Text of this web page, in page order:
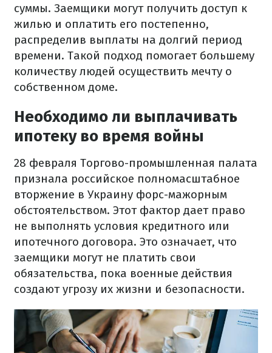
суммы. Заемщики могут получить доступ к
жилью и оплатить его постепенно,
распределив выплаты на долгий период
времени. Такой подход помогает большему
количеству людей осуществить мечту о
собственном доме.
Необходимо ли выплачивать
ипотеку во время войны
28 февраля Торгово-промышленная палата
признала российское полномасштабное
вторжение в Украину форс-мажорным
обстоятельством. Этот фактор дает право
не выполнять условия кредитного или
ипотечного договора. Это означает, что
заемщики могут не платить свои
обязательства, пока военные действия
создают угрозу их жизни и безопасности.